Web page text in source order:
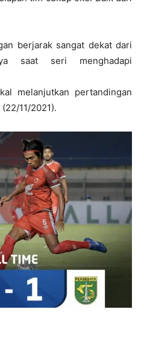
berjarak sangat dekat dari
saat seri menghadapi
melanjutkan pertandingan
11/2021).